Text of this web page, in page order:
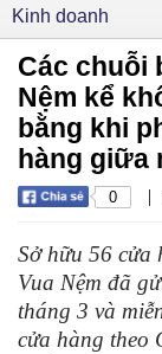
Kinh doanh
Các chuỗi
Nệm kể
bằng khi
hàng giữa
0 |
Sở hữu 56 cửa
Vua Nệm đã
tháng 3 và
cửa hàng theo